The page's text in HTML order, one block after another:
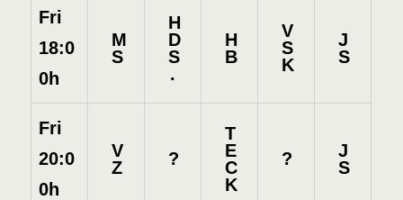
Fri
18:0
0h
M
S
H
D
S
.
H
B
V
S
K
J
S
Fri
20:0
0h
V
Z
?
T
E
C
K
?
J
S